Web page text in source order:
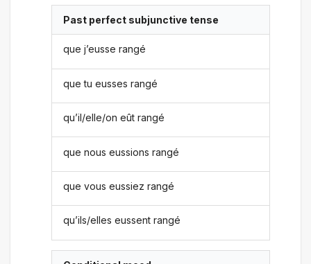
Past perfect subjunctive tense
que j’eusse rangé
que tu eusses rangé
qu’il/elle/on eût rangé
que nous eussions rangé
que vous eussiez rangé
qu’ils/elles eussent rangé